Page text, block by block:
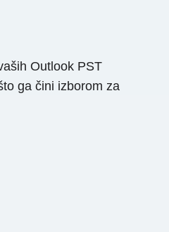
Outlook PST
ga čini izborom za